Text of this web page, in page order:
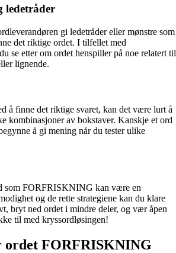
ledetråder
gi ledetråder eller mønstre som
det riktige ordet. I tilfellet med
se etter om ordet henspiller på noe relatert til
lignende.
å finne det riktige svaret, kan det være lurt å
kombinasjoner av bokstaver. Kanskje et ord
å gi mening når du tester ulike
som FORFRISKNING kan være en
og de rette strategiene kan du klare
bryt ned ordet i mindre deler, og vær åpen
til med kryssordløsingen!
ordet FORFRISKNING